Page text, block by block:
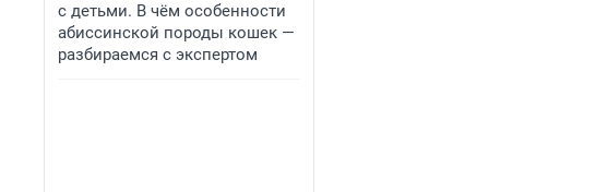
с детьми. В чём особенности
абиссинской породы кошек —
разбираемся с экспертом